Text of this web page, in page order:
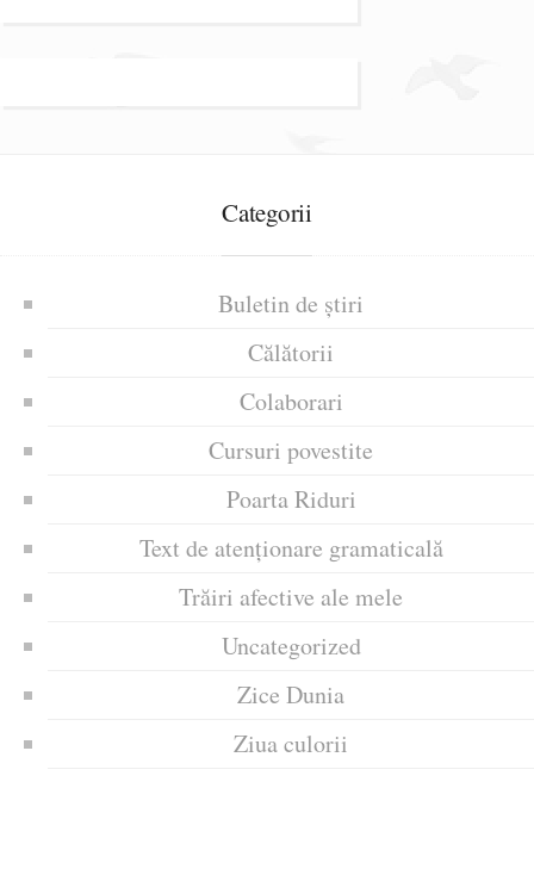
Categorii
Buletin de știri
Călătorii
Colaborari
Cursuri povestite
Poarta Riduri
Text de atenționare gramaticală
Trăiri afective ale mele
Uncategorized
Zice Dunia
Ziua culorii